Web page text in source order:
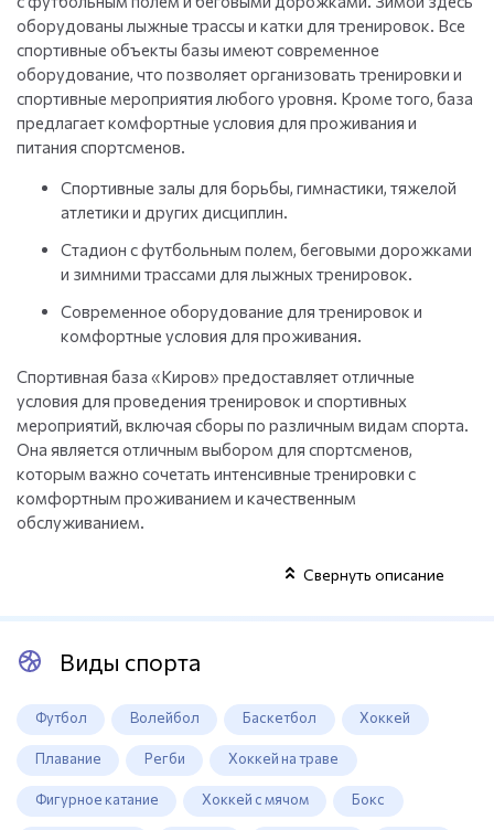
оборудованы лыжные трассы и катки для тренировок. Все
спортивные объекты базы имеют современное
оборудование, что позволяет организовать тренировки и
спортивные мероприятия любого уровня. Кроме того, база
предлагает комфортные условия для проживания и
питания спортсменов.
Спортивные залы для борьбы, гимнастики, тяжелой
атлетики и других дисциплин.
Стадион с футбольным полем, беговыми дорожками
и зимними трассами для лыжных тренировок.
Современное оборудование для тренировок и
комфортные условия для проживания.
Спортивная база «Киров» предоставляет отличные
условия для проведения тренировок и спортивных
мероприятий, включая сборы по различным видам спорта.
Она является отличным выбором для спортсменов,
которым важно сочетать интенсивные тренировки с
комфортным проживанием и качественным
обслуживанием.
Свернуть описание
Виды спорта
Футбол Волейбол Баскетбол Хоккей
Плавание Регби Хоккей на траве
Фигурное катание Хоккей с мячом Бокс